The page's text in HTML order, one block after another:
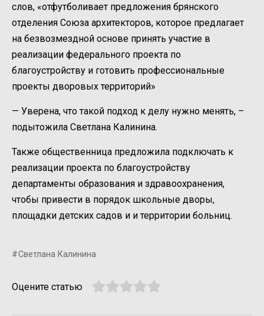
слов, «отфутболивает предложения брянского
отделения Союза архитекторов, которое предлагает
на безвозмездной основе принять участие в
реализации федерального проекта по
благоустройству и готовить профессиональные
проекты дворовых территорий»
— Уверена, что такой подход к делу нужно менять, –
подытожила Светлана Калинина.
Также общественница предложила подключать к
реализации проекта по благоустройству
департаменты образования и здравоохранения,
чтобы привести в порядок школьные дворы,
площадки детских садов и и территории больниц.
Светлана Калинина
Оцените статью